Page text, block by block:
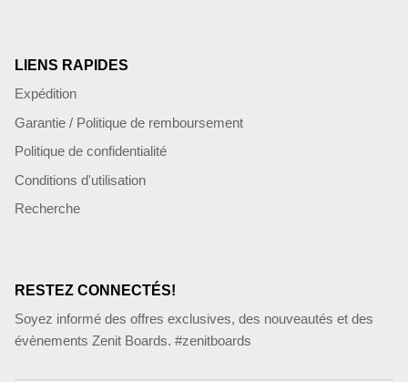
LIENS RAPIDES
Expédition
Garantie / Politique de remboursement
Politique de confidentialité
Conditions d'utilisation
Recherche
RESTEZ CONNECTÉS!
Soyez informé des offres exclusives, des nouveautés et des
évènements Zenit Boards. #zenitboards